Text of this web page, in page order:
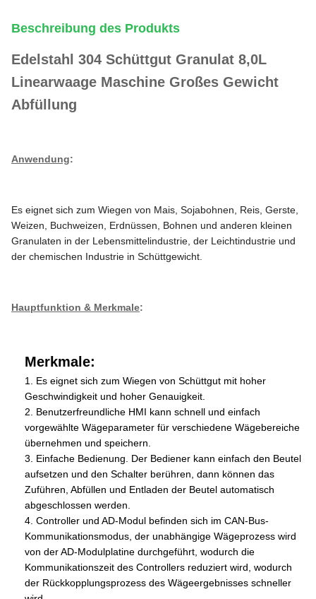
Beschreibung des Produkts
Edelstahl 304 Schüttgut Granulat 8,0L
Linearwaage Maschine Großes Gewicht
Abfüllung
Anwendung:
Es eignet sich zum Wiegen von Mais, Sojabohnen, Reis, Gerste,
Weizen, Buchweizen, Erdnüssen, Bohnen und anderen kleinen
Granulaten in der Lebensmittelindustrie, der Leichtindustrie und
der chemischen Industrie in Schüttgewicht.
Hauptfunktion & Merkmale:
Merkmale:
1.
Es eignet sich zum Wiegen von Schüttgut mit hoher
Geschwindigkeit und hoher Genauigkeit.
2.
Benutzerfreundliche HMI kann schnell und einfach
vorgewählte Wägeparameter für verschiedene Wägebereiche
übernehmen und speichern.
3.
Einfache Bedienung. Der Bediener kann einfach den Beutel
aufsetzen und den Schalter berühren, dann können das
Zuführen, Abfüllen und Entladen der Beutel automatisch
abgeschlossen werden.
4. Controller und AD-Modul befinden sich im CAN-Bus-
Kommunikationsmodus, der unabhängige Wägeprozess wird
von der AD-Modulplatine durchgeführt, wodurch die
Kommunikationszeit des Controllers reduziert wird, wodurch
der Rückkopplungsprozess des Wägeergebnisses schneller